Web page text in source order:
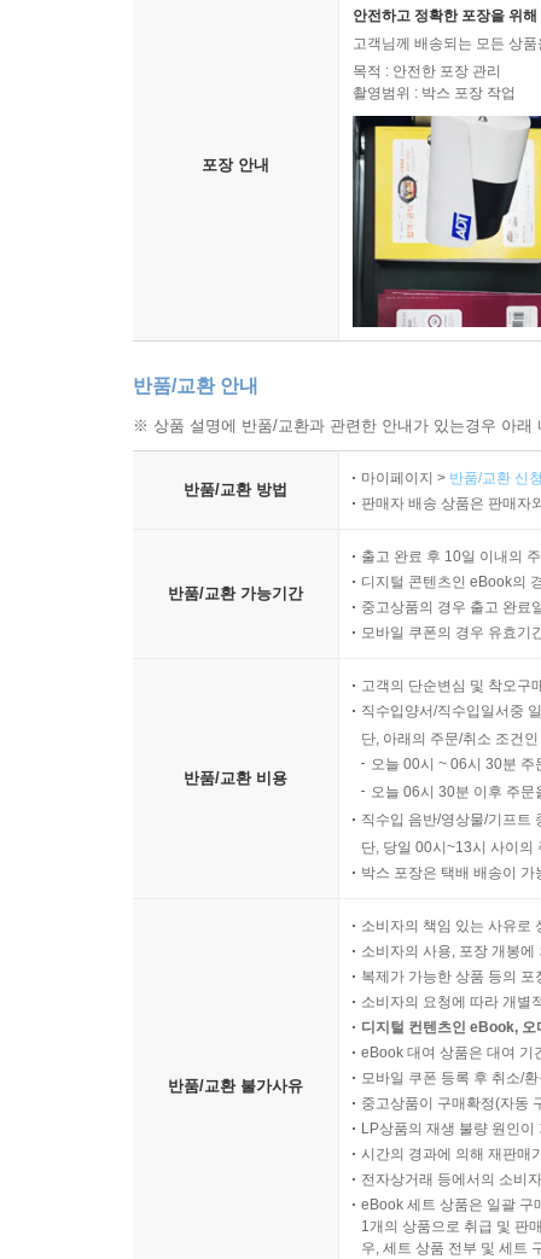
포장 안내
안전하고 정확한 포장을 위
고객님께 배송되는 모든 상
목적 : 안전한 포장 관리
촬영범위 : 박스 포장 작업
반품/교환 안내
※ 상품 설명에 반품/교환과 관련한 안내가 있는경우 아
반품/교환 방법
마이페이지 > 반품/교환 신
판매자 배송 상품은 판매자
반품/교환 가능기간
출고 완료 후 10일 이내의
디지털 콘텐츠인 eBook의
중고상품의 경우 출고 완료
모바일 쿠폰의 경우 유효기
반품/교환 비용
고객의 단순변심 및 착오구
직수입양서/직수입일서중
단, 아래의 주문/취소 조건
오늘 00시 ~ 06시 30분
오늘 06시 30분 이후 주
직수입 음반/영상물/기프트
단, 당일 00시~13시 사이의
박스 포장은 택배 배송이
반품/교환 불가사유
소비자의 책임 있는 사유로
소비자의 사용, 포장 개봉
복제가 가능한 상품 등의
소비자의 요청에 따라 개별
디지털 컨텐츠인 eBook,
eBook 대여 상품은 대여 기
모바일 쿠폰 등록 후 취소/
중고상품이 구매확정(자동
LP상품의 재생 불량 원인
시간의 경과에 의해 재판매
전자상거래 등에서의 소비
eBook 세트 상품은 일괄 구
1개의 상품으로 취급 및 판
우, 세트 상품 전부 및 세트